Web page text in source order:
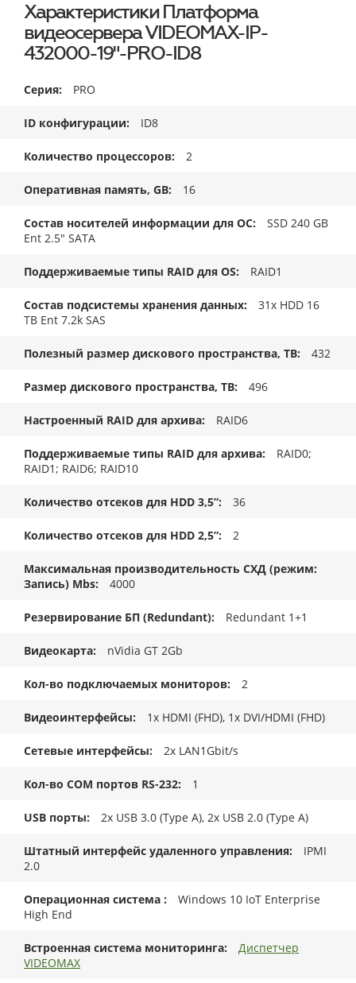
Характеристики Платформа
видеосервера VIDEOMAX-IP-
432000-19"-PRO-ID8
Серия PRO
ID конфигурации ID8
Количество процессоров 2
Оперативная память, GB 16
Состав носителей информации для ОС
SSD 240 GB
Ent 2.5" SATA
Поддерживаемые типы RAID для OS RAID1
Состав подсистемы хранения данных
31x HDD 16
TB Ent 7.2k SAS
Полезный размер дискового пространства, TB 432
Размер дискового пространства, ТB 496
Настроенный RAID для архива RAID6
Поддерживаемые типы RAID для архива
RAID0;
RAID1; RAID6; RAID10
Количество отсеков для HDD 3,5” 36
Количество отсеков для HDD 2,5” 2
Максимальная производительность СХД (режим:
Запись) Mbs
4000
Резервирование БП (Redundant) Redundant 1+1
Видеокарта nVidia GT 2Gb
Кол-во подключаемых мониторов 2
Видеоинтерфейсы 1x HDMI (FHD), 1x DVI/HDMI (FHD)
Сетевые интерфейсы 2x LAN1Gbit/s
Кол-во COM портов RS-232 1
USB порты 2x USB 3.0 (Type A), 2x USB 2.0 (Type A)
Штатный интерфейс удаленного управления
IPMI
2.0
Операционная система
Windows 10 IoT Enterprise
High End
Встроенная система мониторинга
Диспетчер
VIDEOMAX